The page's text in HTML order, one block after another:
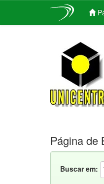
Página de
Buscar em: